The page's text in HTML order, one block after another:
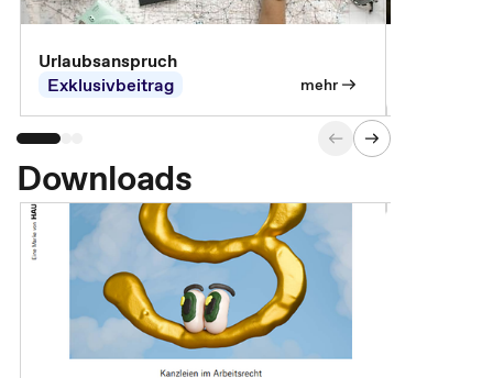
Urlaubsanspruch
Exklusivbeitrag
mehr
Downloads